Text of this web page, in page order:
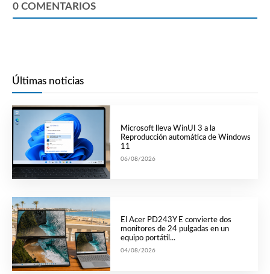
0 COMENTARIOS
Últimas noticias
Microsoft lleva WinUI 3 a la
Reproducción automática de Windows
11
06/08/2026
El Acer PD243Y E convierte dos
monitores de 24 pulgadas en un
equipo portátil...
04/08/2026